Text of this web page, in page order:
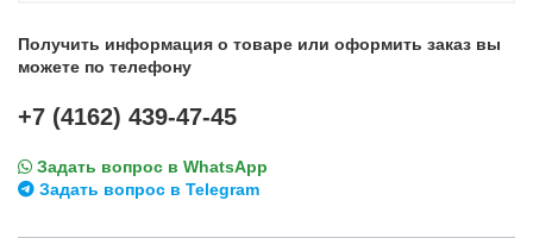
Получить информация о товаре или оформить заказ вы
можете по телефону
+7 (4162) 439-47-45
Задать вопрос в WhatsApp
Задать вопрос в Telegram